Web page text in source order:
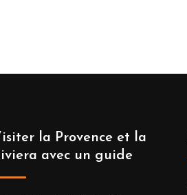
la Provence et la
avec un guide